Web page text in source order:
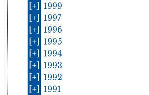
[+]
1999
[+]
1997
[+]
1996
[+]
1995
[+]
1994
[+]
1993
[+]
1992
[+]
1991